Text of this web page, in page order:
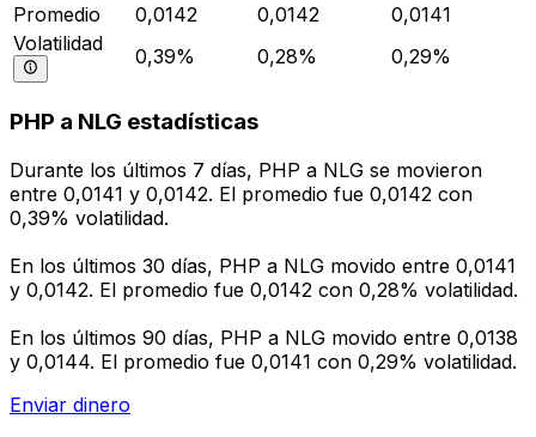
Promedio
0,0142 0,0142
0,0141
Volatilidad
0,39% 0,28% 0,29%
PHP a NLG estadísticas
Durante los últimos 7 días, PHP a NLG se movieron
entre 0,0141 y 0,0142. El promedio fue 0,0142 con
0,39% volatilidad.
En los últimos 30 días, PHP a NLG movido entre 0,0141
y 0,0142. El promedio fue 0,0142 con 0,28% volatilidad.
En los últimos 90 días, PHP a NLG movido entre 0,0138
y 0,0144. El promedio fue 0,0141 con 0,29% volatilidad.
Enviar dinero